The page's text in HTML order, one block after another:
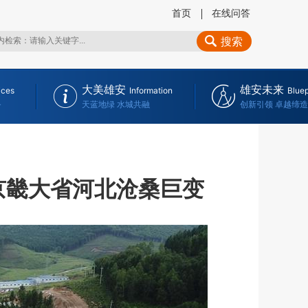
首页 在线问答
搜索
大美雄安 Information
天蓝地绿 水城共融
雄安未来
创新引领 卓越缔造
大省河北沧桑巨变